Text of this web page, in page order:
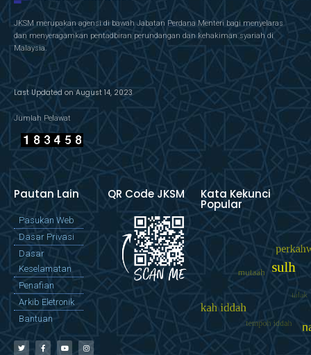
JKSM merupakan agensi di bawah Jabatan Perdana Menteri bagi menyelaras
dan menyeragamkan pentadbiran perundangan dan kehakiman syariah di
Malaysia.
Last Updated on August 14, 2023
Jumlah Pelawat
Pautan Lain
Pasukan Web
Dasar Privasi
Dasar
Keselamatan
Penafian
Arkib Eletronik
Bantuan
QR Code JKSM Kata Kekunci
Popular